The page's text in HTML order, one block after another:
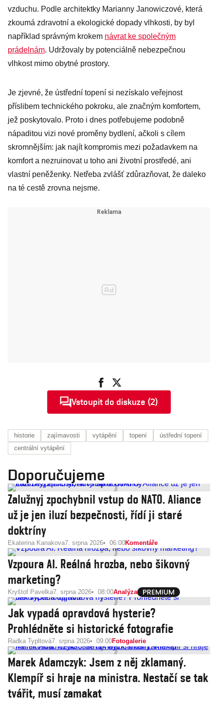
vzduchu. Podle architektky Marianny Janowiczové, která
zkoumá zdravotní a ekologické dopady vlhkosti, by byl
například správným krokem návrat ke společným
prádelnám. Udržovaly by potenciálně nebezpečnou
vlhkost mimo obytné prostory.
Je zjevné, že ústřední topení si nezískalo veřejnost
příslibem technického pokroku, ale značným komfortem,
jež poskytovalo. Proto i dnes potřebujeme podobně
nápaditou vizi nové proměny bydlení, ačkoli s cílem
skromnějším: jak najít kompromis mezi požadavkem na
komfort a nezruinovat u toho ani životní prostředé, ani
vlastní peněženky. Netřeba zvlášť zdůrazňovat, že daleko
na té cestě zrovna nejsme.
Vstoupit do diskuze (2)
historie zajímavosti vytápění topení
ústřední topení
centrální vytápění
Doporučujeme
Zalužnyj zpochybnil vstup do NATO. Aliance
už je jen iluzí bezpečnosti, řídí ji staré
doktríny
Ekaterina Kanakova7. srpna 2026 06:00Komentáře
Vzpoura AI. Reálná hrozba, nebo šikovný
marketing?
Kryštof Pavelka7. srpna 2026 08:00Analýza
Jak vypadá opravdová hysterie?
Prohlédněte si historické fotografie
Radka Typltová7. srpna 2026 09:00Fotogalerie
Marek Adamczyk: Jsem z něj zklamaný.
Klempíř si hraje na ministra. Nestačí se tak
tvářit, musí zamakat